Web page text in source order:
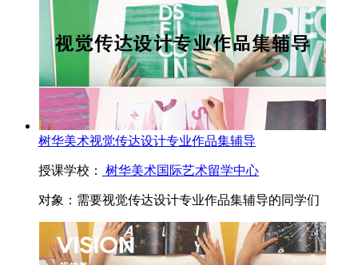
树华美术视觉传达设计专业作品集辅导
授课学校： 树华美术国际艺术留学中心
对象： 需要视觉传达设计专业作品集辅导的同学们